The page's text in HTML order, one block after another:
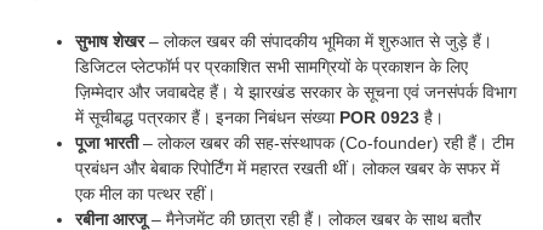
सुभाष शेखर– लोकल खबर की संपादकीय भूमिका में शुरुआत से जुड़े हैं।
डिजिटल प्लेटफॉर्म पर प्रकाशित सभी सामग्रियों के प्रकाशन के लिए
ज़िम्मेदार और जवाबदेह हैं। ये झारखंड सरकार के सूचना एवं जनसंपर्क विभाग
में सूचीबद्ध पत्रकार हैं। इनका निबंधन संख्या POR 0923 है।
पूजा भारती– लोकल खबर की सह-संस्थापक (Co-founder) रही हैं। टीम
प्रबंधन और बेबाक रिपोर्टिंग में महारत रखती थीं। लोकल खबर के सफर में
एक मील का पत्थर रहीं।
रबीना आरजू– मैनेजमेंट की छात्रा रही हैं। लोकल खबर के साथ बतौर